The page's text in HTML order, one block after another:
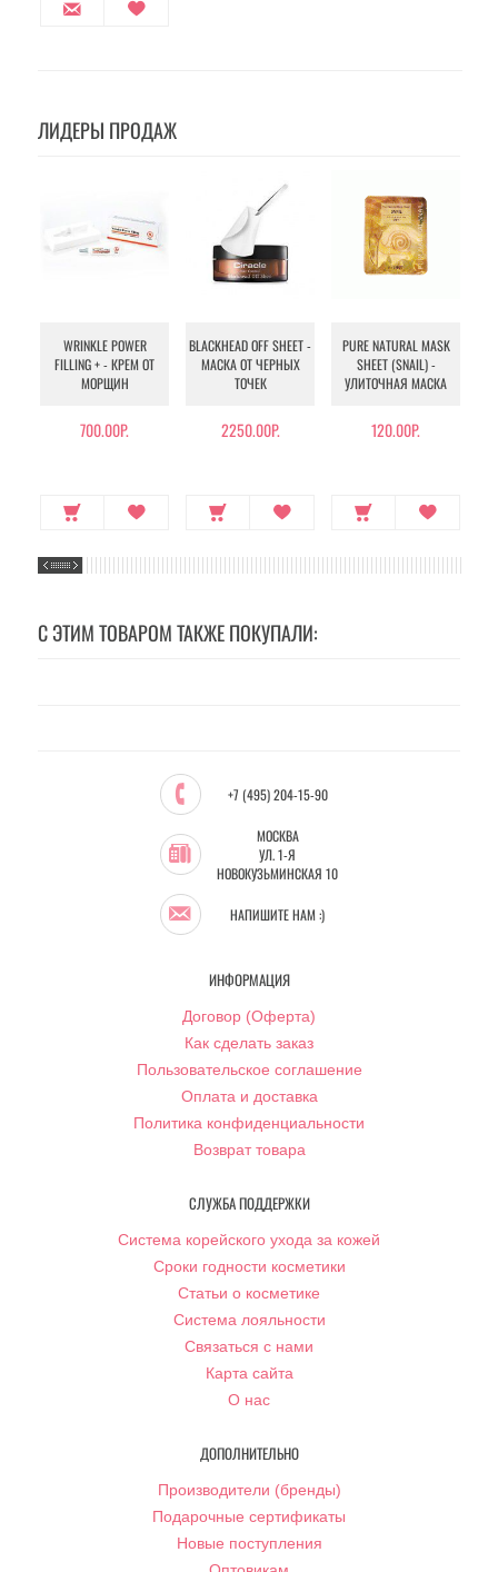
ЛИДЕРЫ ПРОДАЖ
WRINKLE POWER
FILLING + - КРЕМ ОТ
МОРЩИН
700.00Р.
BLACKHEAD OFF SHEET -
МАСКА ОТ ЧЕРНЫХ
ТОЧЕК
2250.00Р.
PURE NATURAL MASK
SHEET (SNAIL) -
УЛИТОЧНАЯ МАСКА
120.00Р.
С ЭТИМ ТОВАРОМ ТАКЖЕ ПОКУПАЛИ:
+7 (495) 204-15-90
МОСКВА
УЛ. 1-Я
НОВОКУЗЬМИНСКАЯ 10
НАПИШИТЕ НАМ :)
ИНФОРМАЦИЯ
Договор (Оферта)
Как сделать заказ
Пользовательское соглашение
Оплата и доставка
Политика конфиденциальности
Возврат товара
СЛУЖБА ПОДДЕРЖКИ
Система корейского ухода за кожей
Сроки годности косметики
Статьи о косметике
Система лояльности
Связаться с нами
Карта сайта
О нас
ДОПОЛНИТЕЛЬНО
Производители (бренды)
Подарочные сертификаты
Новые поступления